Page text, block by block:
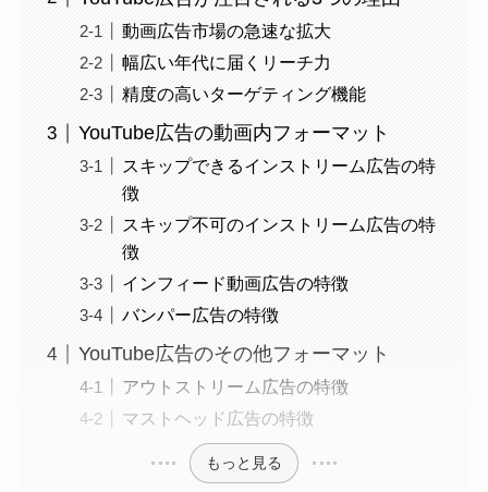
動画広告市場の急速な拡大
幅広い年代に届くリーチ力
精度の高いターゲティング機能
YouTube広告の動画内フォーマット
スキップできるインストリーム広告の特
徴
スキップ不可のインストリーム広告の特
徴
インフィード動画広告の特徴
バンパー広告の特徴
YouTube広告のその他フォーマット
アウトストリーム広告の特徴
マストヘッド広告の特徴
もっと見る